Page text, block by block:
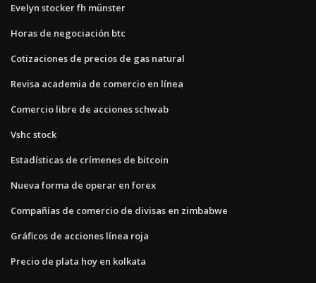
Evelyn stocker fh münster
Horas de negociación btc
Cotizaciones de precios de gas natural
Revisa academia de comercio en línea
Comercio libre de acciones schwab
Vshc stock
Estadísticas de crímenes de bitcoin
Nueva forma de operar en forex
Compañías de comercio de divisas en zimbabwe
Gráficos de acciones línea roja
Precio de plata hoy en kolkata